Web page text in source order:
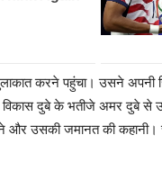
करने पहुंचा। उसने अपनी
विकास दुबे के भतीजे अमर दुबे से
और उसकी जमानत की